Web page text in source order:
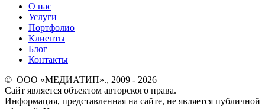
О нас
Услуги
Портфолио
Клиенты
Блог
Контакты
© ООО «МЕДИАТИП»., 2009 - 2026
Сайт является объектом авторского права.
Информация, представленная на сайте, не является публичной